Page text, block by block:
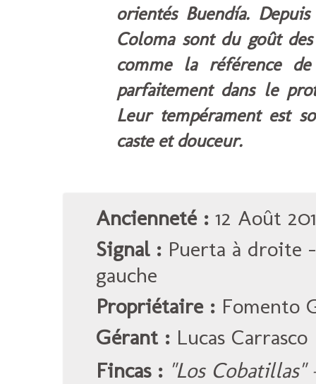
orientés Buendía.
Coloma sont du goût
comme la référence de
parfaitement dans le
Leur tempérament est
caste et douceur.
Ancienneté : 12 Août
Signal : Puerta à droite
gauche
Propriétaire : Fomento
Gérant : Lucas
Fincas : "Los